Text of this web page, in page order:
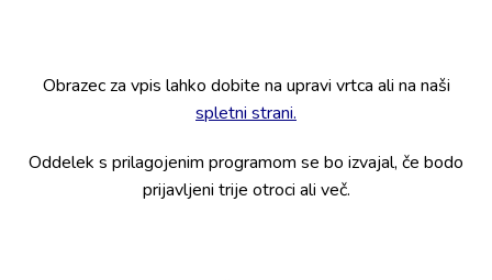
Obrazec za vpis lahko dobite na upravi vrtca ali na naši
spletni strani.
Oddelek s prilagojenim programom se bo izvajal, če bodo
prijavljeni trije otroci ali več.